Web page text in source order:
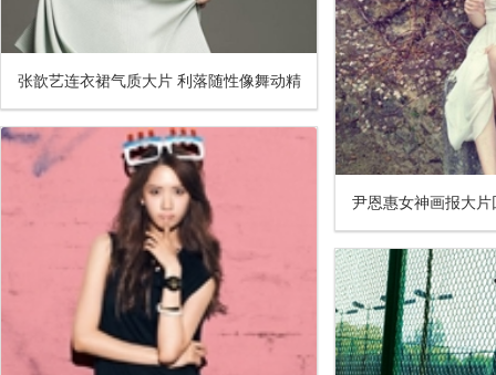
张歆艺连衣裙气质大片 利落随性像舞动精
灵
尹恩惠女神画报大
林